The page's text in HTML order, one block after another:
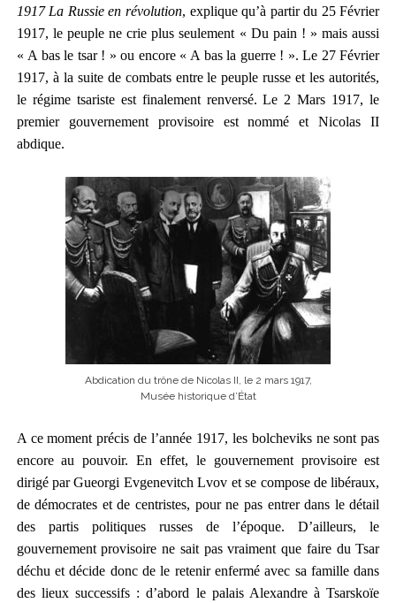
1917 La Russie en révolution, explique qu’à partir du 25 Février
1917, le peuple ne crie plus seulement « Du pain ! » mais aussi
« A bas le tsar ! » ou encore « A bas la guerre ! ». Le 27 Février
1917, à la suite de combats entre le peuple russe et les autorités,
le régime tsariste est finalement renversé. Le 2 Mars 1917, le
premier gouvernement provisoire est nommé et Nicolas II
abdique.
Abdication du trône de Nicolas II, le 2 mars 1917,
Musée historique d’État
A ce moment précis de l’année 1917, les bolcheviks ne sont pas
encore au pouvoir. En effet, le gouvernement provisoire est
dirigé par Gueorgi Evgenevitch Lvov etse composede libéraux,
de démocrates et de centristes, pour ne pas entrer dans le détail
des partis politiques russes de l’époque. D’ailleurs, le
gouvernement provisoire ne sait pas vraiment que faire du Tsar
déchu et décide donc de le retenirenferméavec sa famille dans
des lieux successifs : d’abord le palais Alexandre àTsarskoïe